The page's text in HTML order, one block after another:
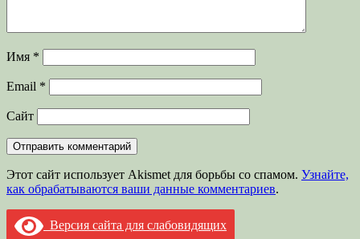
Имя *
Email *
Сайт
Этот сайт использует Akismet для борьбы со спамом. Узнайте,
как обрабатываются ваши данные комментариев.
Версия сайта для слабовидящих